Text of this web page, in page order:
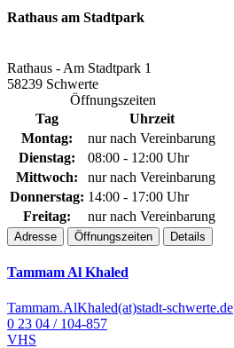
Rathaus am Stadtpark
Rathaus - Am Stadtpark 1
58239 Schwerte
Öffnungszeiten
Tag
Uhrzeit
Montag:
nur nach Vereinbarung
Dienstag:
08:00 - 12:00 Uhr
Mittwoch:
nur nach Vereinbarung
Donnerstag: 14:00 - 17:00 Uhr
Freitag:
nur nach Vereinbarung
Adresse Öffnungszeiten Details
Tammam Al Khaled
Tammam.AlKhaled(at)stadt-schwerte.de
0 23 04 / 104-857
VHS